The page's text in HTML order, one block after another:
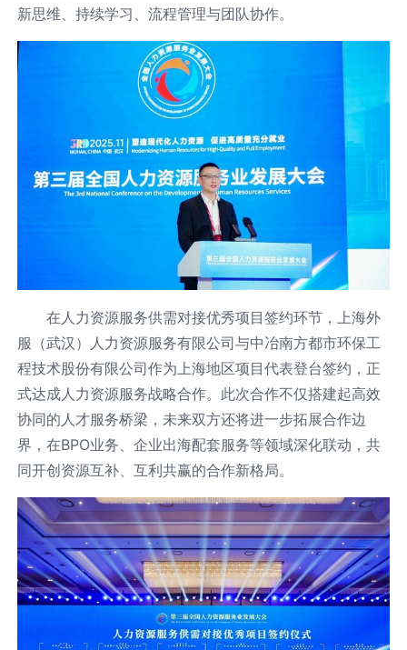
新思维、持续学习、流程管理与团队协作。
在人力资源服务供需对接优秀项目签约环节，上海外
服（武汉）人力资源服务有限公司与中冶南方都市环保工
程技术股份有限公司作为上海地区项目代表登台签约，正
式达成人力资源服务战略合作。此次合作不仅搭建起高效
协同的人才服务桥梁，未来双方还将进一步拓展合作边
界，在BPO业务、企业出海配套服务等领域深化联动，共
同开创资源互补、互利共赢的合作新格局。